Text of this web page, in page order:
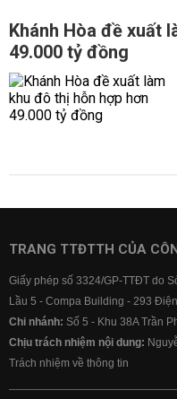
Khánh Hòa đề xuất
49.000 tỷ đồng
TRANG TTĐTTH CỦA
Giấy phép số 3324/GP-TTĐT do
Lầu 5 - Compa Building - 293
Chi nhánh: Số 5 - Khu 38A Trần
Chịu trách nhiệm nội dung:
Trách nhiệm về thông tin